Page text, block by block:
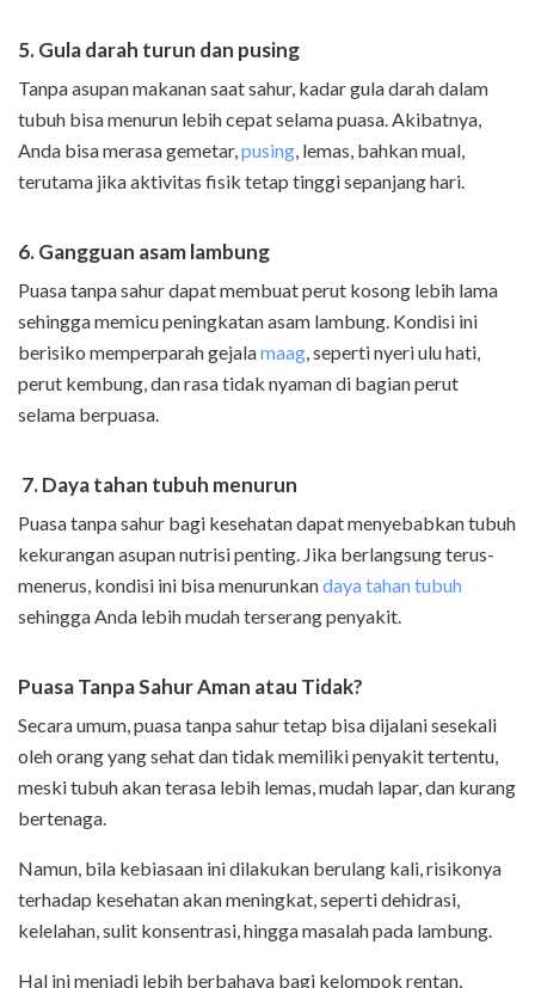
5.Gula darah turun dan pusing
Tanpa asupan makanan saat sahur, kadar gula darah dalam
tubuh bisa menurun lebih cepat selama puasa. Akibatnya,
Anda bisa merasa gemetar,pusing, lemas, bahkan mual,
terutama jika aktivitas fisik tetap tinggi sepanjang hari.
6.Gangguan asam lambung
Puasa tanpa sahur dapat membuat perut kosong lebih lama
sehingga memicu peningkatan asam lambung. Kondisi ini
berisiko memperparah gejalamaag, seperti nyeri ulu hati,
perut kembung, dan rasa tidak nyaman di bagian perut
selama berpuasa.
7.Daya tahan tubuh menurun
Puasa tanpa sahur bagi kesehatan dapat menyebabkan tubuh
kekurangan asupan nutrisi penting. Jika berlangsung terus-
menerus, kondisi ini bisa menurunkandaya tahan tubuh
sehingga Anda lebih mudah terserang penyakit.
Puasa Tanpa Sahur Aman atau Tidak?
Secara umum, puasa tanpa sahur tetap bisa dijalani sesekali
oleh orang yang sehat dan tidak memiliki penyakit tertentu,
meski tubuh akan terasa lebih lemas, mudah lapar, dan kurang
bertenaga.
Namun, bila kebiasaan ini dilakukan berulang kali, risikonya
terhadap kesehatan akan meningkat, seperti dehidrasi,
kelelahan, sulit konsentrasi, hingga masalah pada lambung.
Hal ini menjadi lebih berbahaya bagi kelompok rentan,